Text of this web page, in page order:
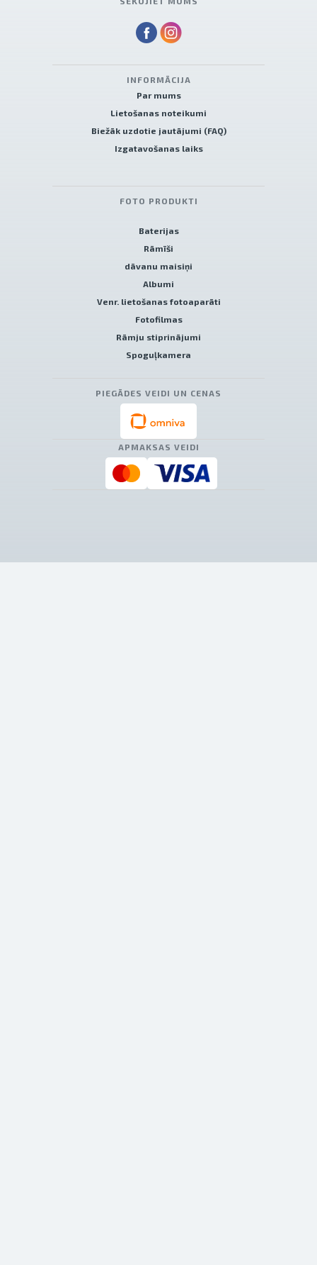
INFORMĀCIJA
Par mums
Lietošanas noteikumi
Biežāk uzdotie jautājumi (FAQ)
Izgatavošanas laiks
FOTO PRODUKTI
Baterijas
Rāmīši
dāvanu maisiņi
Albumi
Venr. lietošanas fotoaparāti
Fotofilmas
Rāmju stiprinājumi
Spoguļkamera
PIEGĀDES VEIDI UN CENAS
APMAKSAS VEIDI